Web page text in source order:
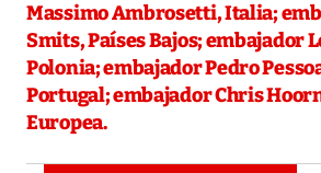
Massimo Ambrosetti, Italia;
Smits, Países Bajos; embajador
Polonia; embajador Pedro
Portugal; embajador Chris
Europea.